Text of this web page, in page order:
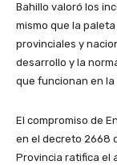
Bahillo valoró los
mismo que la
provinciales y
desarrollo y la
que funcionan en la
El compromiso de
en el decreto 2668
Provincia ratifica el